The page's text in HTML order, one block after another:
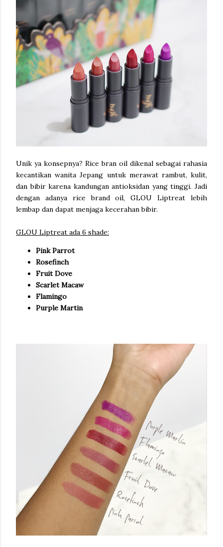
Unik ya konsepnya? Rice bran oil dikenal sebagai rahasia
kecantikan wanita Jepang untuk merawat rambut, kulit,
dan bibir karena kandungan antioksidan yang tinggi. Jadi
dengan adanya rice brand oil, GLOU Liptreat lebih
lembap dan dapat menjaga kecerahan bibir.
GLOU Liptreat ada 6 shade:
Pink Parrot
Rosefinch
Fruit Dove
Scarlet Macaw
Flamingo
Purple Martin